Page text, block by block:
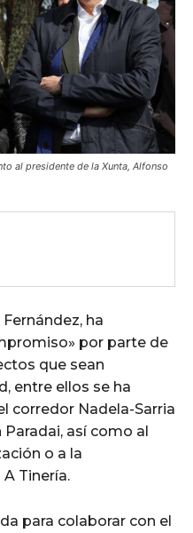
al presidente de la Xunta, Alfonso
ha
por parte de
que sean
entre ellos se ha
corredor Nadela-Sarria
así como al
o a la
Tinería.
para colaborar con el